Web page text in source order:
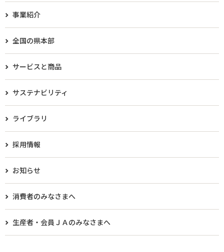
事業紹介
全国の県本部
サービスと商品
サステナビリティ
ライブラリ
採用情報
お知らせ
消費者のみなさまへ
生産者・会員ＪＡのみなさまへ​